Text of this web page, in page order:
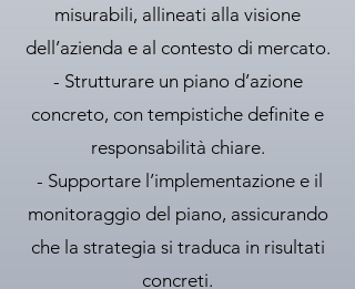
misurabili, allineati alla visione
dell’azienda e al contesto di mercato.
- Strutturare un piano d’azione
concreto, con tempistiche definite e
responsabilità chiare.
- Supportare l’implementazione e il
monitoraggio del piano, assicurando
che la strategia si traduca in risultati
concreti.